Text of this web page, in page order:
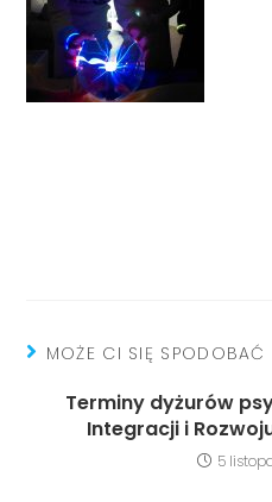
MOŻE CI SIĘ SPODOBAĆ
Terminy dyżurów
Integracji i
5